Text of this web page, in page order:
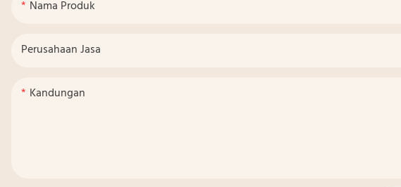
Nama Produk
Perusahaan Jasa
Kandungan